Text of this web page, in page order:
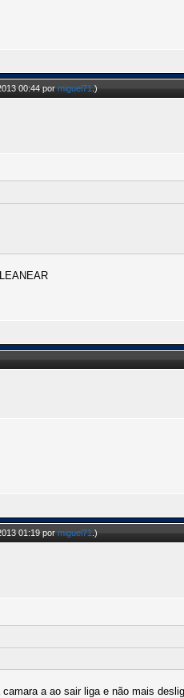
00:44 pormiguel71.)
01:19 pormiguel71.)
a ao sair liga e não mais